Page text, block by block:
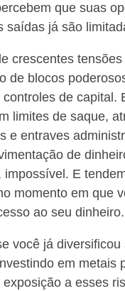
que suas
saídas já são
crescentes
de blocos
de capital.
limites de saque,
e entraves
de
impossível. E
momento em que
ao seu dinheiro.
você já diversificou
em metais
a esses